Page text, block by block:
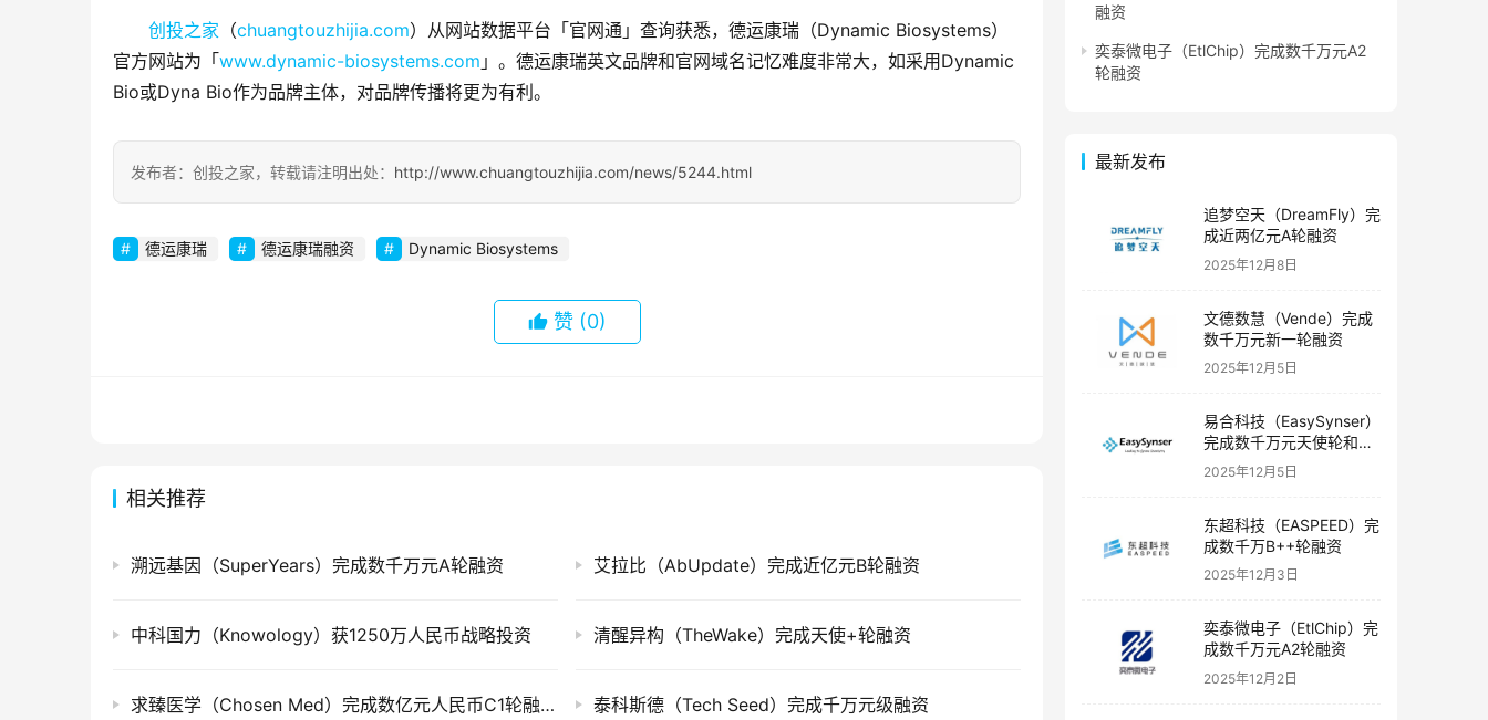
创投之家 （chuangtouzhijia.com）从网站数据平台「官网通」查询获悉，德运康瑞（Dynamic Biosystems）
官方网站为「www.dynamic-biosystems.com 」。德运康瑞英文品牌和官网域名记忆难度非常大，如采用Dynamic
Bio或Dyna Bio作为品牌主体，对品牌传播将更为有利。
发布者：创投之家，转载请注明出处： http://www.chuangtouzhijia.com/news/5244.html
德运康瑞 德运康瑞融资 Dynamic Biosystems
赞 (0)
相关推荐
溯远基因（SuperYears）完成数千万元A轮融资 艾拉比（AbUpdate）完成近亿元B轮融资
中科国力（Knowology）获1250万人民币战略投资 清醒异构（TheWake）完成天使+轮融资
求臻医学（Chosen Med）完成数亿元人民币C1轮融资 泰科斯德（Tech Seed）完成千万元级融资
融资
奕泰微电子（EtlChip）完成数千万元A2
轮融资
最新发布
追梦空天（DreamFly）完
成近两亿元A轮融资
2025年12月8日
文德数慧（Vende）完成
数千万元新一轮融资
2025年12月5日
易合科技（EasySynser）
完成数千万元天使轮和天
使+轮融资
2025年12月5日
东超科技（EASPEED）完
成数千万B++轮融资
2025年12月3日
奕泰微电子（EtlChip）完
成数千万元A2轮融资
2025年12月2日